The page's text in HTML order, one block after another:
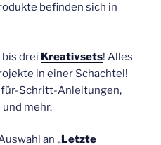
befinden sich in
drei Kreativsets! Alles
in einer Schachtel!
Schritt-Anleitungen,
mehr.
an „Letzte